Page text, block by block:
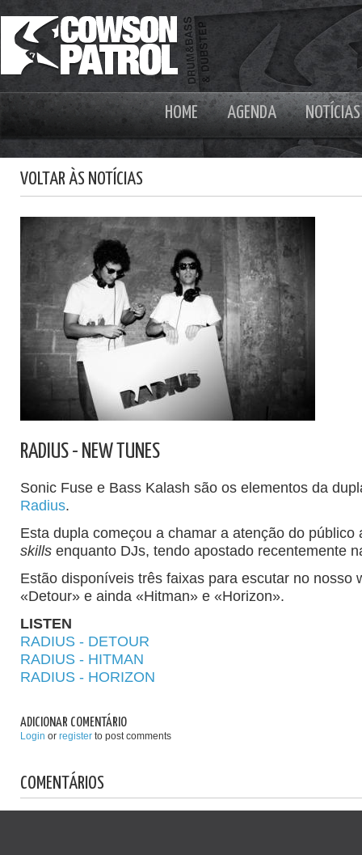
HOME AGENDA NOTÍCIAS
VOLTAR ÀS NOTÍCIAS
RADIUS - NEW TUNES
Sonic Fuse e Bass Kalash são os elementos da
Radius.
Esta dupla começou a chamar a atenção do público
skills enquanto DJs, tendo apostado recentemente
Estão disponíveis três faixas para escutar no nosso
«Detour» e ainda «Hitman» e «Horizon».
LISTEN
RADIUS - DETOUR
RADIUS - HITMAN
RADIUS - HORIZON
ADICIONAR COMENTÁRIO
Login or register to post comments
COMENTÁRIOS